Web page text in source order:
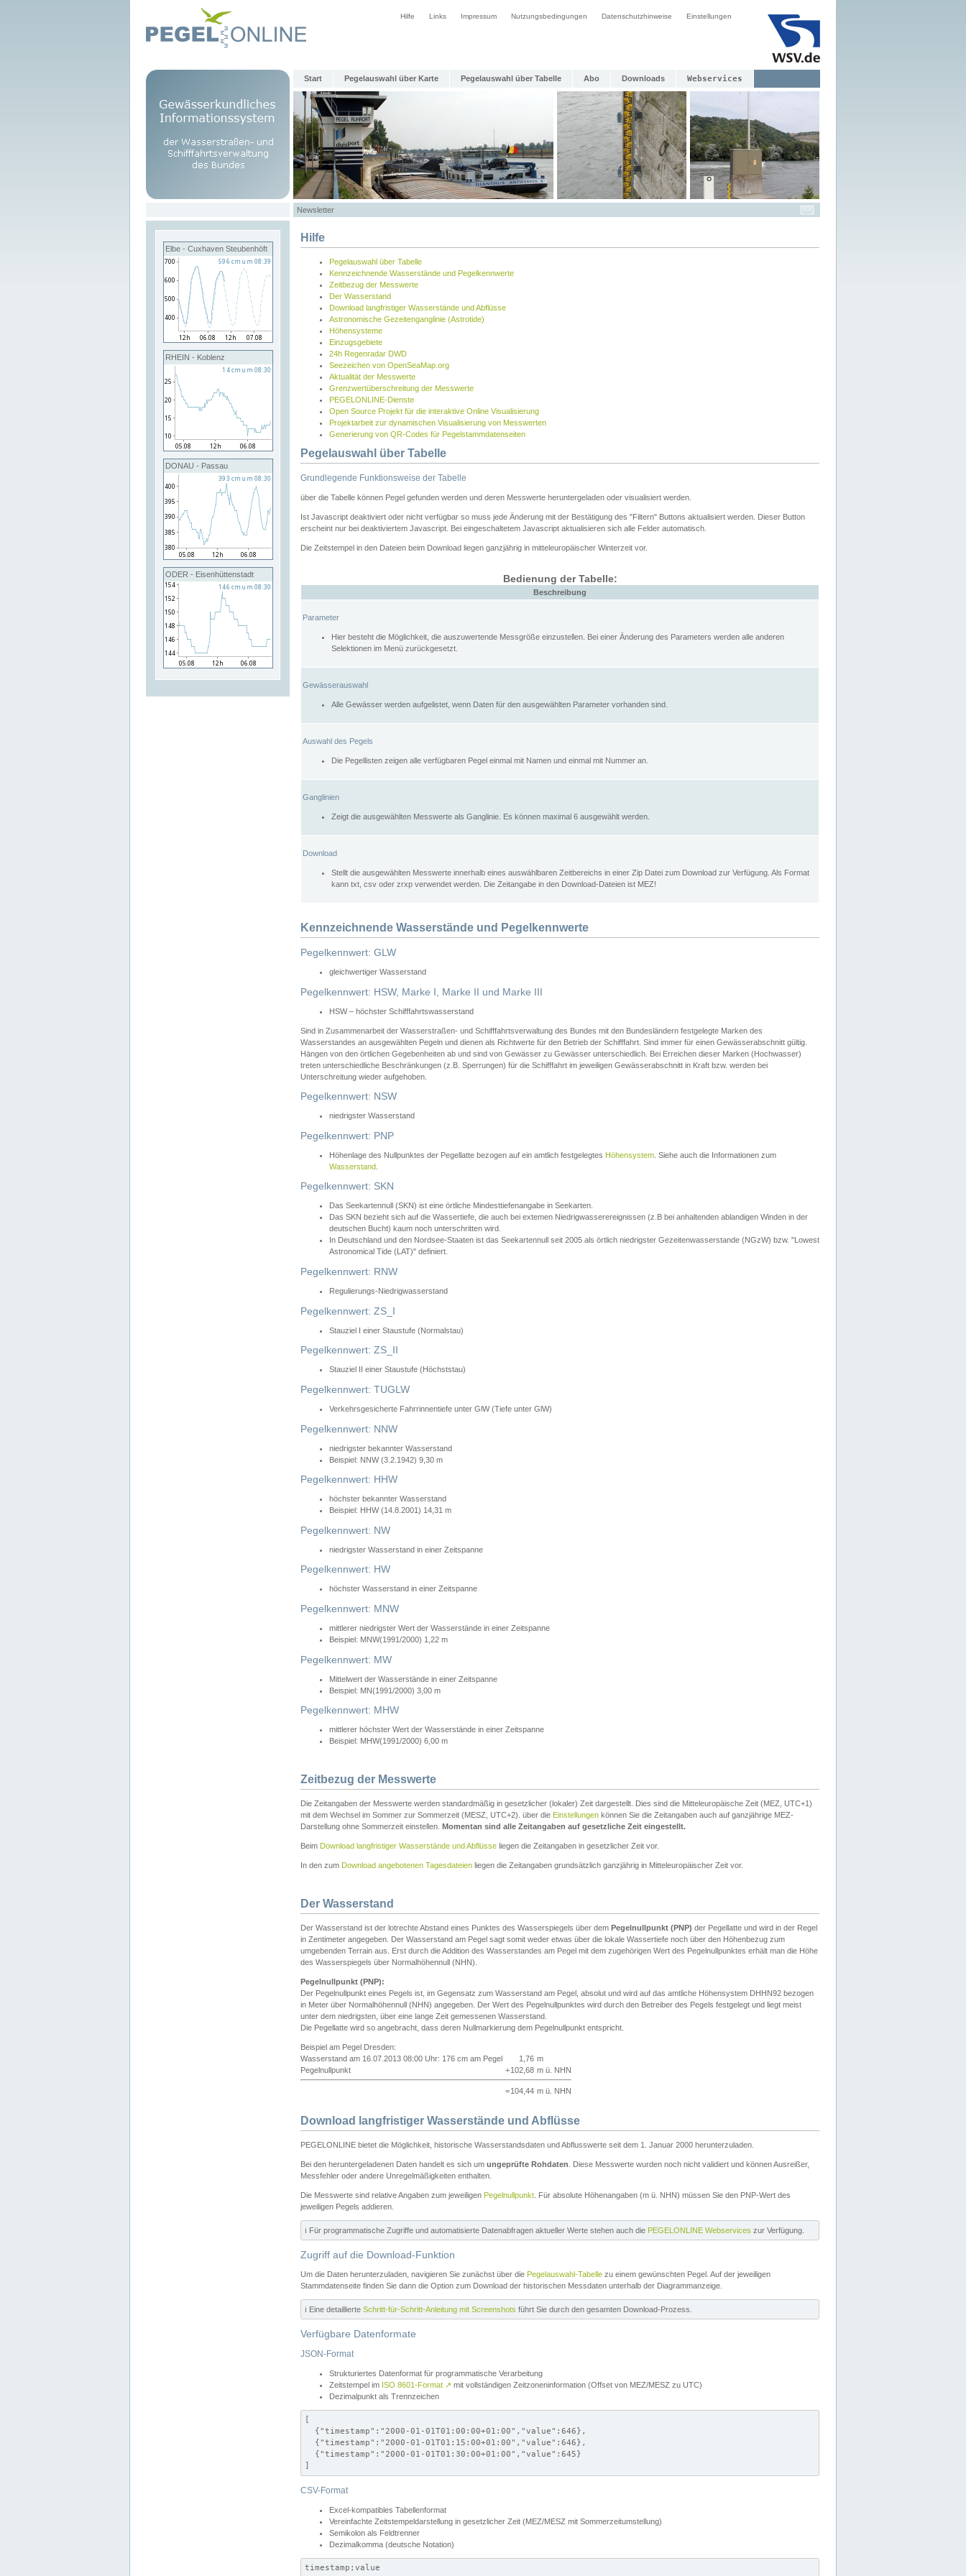
Hilfe Links Impressum Nutzungsbedingungen Datenschutzhinweise Einstellungen
Start Pegelauswahl über Karte Pegelauswahl über Tabelle Abo Downloads Webservices
Newsletter
Elbe - Cuxhaven Steubenhöft
RHEIN - Koblenz
DONAU - Passau
ODER - Eisenhüttenstadt
Hilfe
Pegelauswahl über Tabelle
Kennzeichnende Wasserstände und Pegelkennwerte
Zeitbezug der Messwerte
Der Wasserstand
Download langfristiger Wasserstände und Abflüsse
Astronomische Gezeitenganglinie (Astrotide)
Höhensysteme
Einzugsgebiete
24h Regenradar DWD
Seezeichen von OpenSeaMap.org
Aktualität der Messwerte
Grenzwertüberschreitung der Messwerte
PEGELONLINE-Dienste
Open Source Projekt für die interaktive Online Visualisierung
Projektarbeit zur dynamischen Visualisierung von Messwerten
Generierung von QR-Codes für Pegelstammdatenseiten
Pegelauswahl über Tabelle
Grundlegende Funktionsweise der Tabelle
über die Tabelle können Pegel gefunden werden und deren Messwerte heruntergeladen oder visualisiert werden.
Ist Javascript deaktiviert oder nicht verfügbar so muss jede Änderung mit der Bestätigung des "Filtern" Buttons aktualisiert werden. Dieser Button
erscheint nur bei deaktiviertem Javascript. Bei eingeschaltetem Javascript aktualisieren sich alle Felder automatisch.
Die Zeitstempel in den Dateien beim Download liegen ganzjährig in mitteleuropäischer Winterzeit vor.
Bedienung der Tabelle:
Beschreibung
Parameter
Hier besteht die Möglichkeit, die auszuwertende Messgröße einzustellen. Bei einer Änderung des Parameters werden alle anderen
Selektionen im Menü zurückgesetzt.
Gewässerauswahl
Alle Gewässer werden aufgelistet, wenn Daten für den ausgewählten Parameter vorhanden sind.
Auswahl des Pegels
Die Pegellisten zeigen alle verfügbaren Pegel einmal mit Namen und einmal mit Nummer an.
Ganglinien
Zeigt die ausgewählten Messwerte als Ganglinie. Es können maximal 6 ausgewählt werden.
Download
Stellt die ausgewählten Messwerte innerhalb eines auswählbaren Zeitbereichs in einer Zip Datei zum Download zur Verfügung. Als Format
kann txt, csv oder zrxp verwendet werden. Die Zeitangabe in den Download-Dateien ist MEZ!
Kennzeichnende Wasserstände und Pegelkennwerte
Pegelkennwert: GLW
gleichwertiger Wasserstand
Pegelkennwert: HSW, Marke I, Marke II und Marke III
HSW – höchster Schifffahrtswasserstand
Sind in Zusammenarbeit der Wasserstraßen- und Schifffahrtsverwaltung des Bundes mit den Bundesländern festgelegte Marken des
Wasserstandes an ausgewählten Pegeln und dienen als Richtwerte für den Betrieb der Schifffahrt. Sind immer für einen Gewässerabschnitt gültig.
Hängen von den örtlichen Gegebenheiten ab und sind von Gewässer zu Gewässer unterschiedlich. Bei Erreichen dieser Marken (Hochwasser)
treten unterschiedliche Beschränkungen (z.B. Sperrungen) für die Schifffahrt im jeweiligen Gewässerabschnitt in Kraft bzw. werden bei
Unterschreitung wieder aufgehoben.
Pegelkennwert: NSW
niedrigster Wasserstand
Pegelkennwert: PNP
Höhenlage des Nullpunktes der Pegellatte bezogen auf ein amtlich festgelegtes Höhensystem . Siehe auch die Informationen zum
Wasserstand
Pegelkennwert: SKN
Das Seekartennull (SKN) ist eine örtliche Mindesttiefenangabe in Seekarten.
Das SKN bezieht sich auf die Wassertiefe, die auch bei extemen Niedrigwasserereignissen (z.B bei anhaltenden ablandigen Winden in der
deutschen Bucht) kaum noch unterschritten wird.
In Deutschland und den Nordsee-Staaten ist das Seekartennull seit 2005 als örtlich niedrigster Gezeitenwasserstande (NGzW) bzw. "Lowest
Astronomical Tide (LAT)" definiert.
Pegelkennwert: RNW
Regulierungs-Niedrigwasserstand
Pegelkennwert: ZS_I
Stauziel I einer Staustufe (Normalstau)
Pegelkennwert: ZS_II
Stauziel II einer Staustufe (Höchststau)
Pegelkennwert: TUGLW
Verkehrsgesicherte Fahrrinnentiefe unter GlW (Tiefe unter GlW)
Pegelkennwert: NNW
niedrigster bekannter Wasserstand
Beispiel: NNW (3.2.1942) 9,30 m
Pegelkennwert: HHW
höchster bekannter Wasserstand
Beispiel: HHW (14.8.2001) 14,31 m
Pegelkennwert: NW
niedrigster Wasserstand in einer Zeitspanne
Pegelkennwert: HW
höchster Wasserstand in einer Zeitspanne
Pegelkennwert: MNW
mittlerer niedrigster Wert der Wasserstände in einer Zeitspanne
Beispiel: MNW(1991/2000) 1,22 m
Pegelkennwert: MW
Mittelwert der Wasserstände in einer Zeitspanne
Beispiel: MN(1991/2000) 3,00 m
Pegelkennwert: MHW
mittlerer höchster Wert der Wasserstände in einer Zeitspanne
Beispiel: MHW(1991/2000) 6,00 m
Zeitbezug der Messwerte
Die Zeitangaben der Messwerte werden standardmäßig in gesetzlicher (lokaler) Zeit dargestellt. Dies sind die Mitteleuropäische Zeit (MEZ, UTC+1)
mit dem Wechsel im Sommer zur Sommerzeit (MESZ, UTC+2). über die Einstellungen können Sie die Zeitangaben auch auf ganzjährige MEZ-
Darstellung ohne Sommerzeit einstellen. Momentan sind alle Zeitangaben auf gesetzliche Zeit eingestellt.
Beim Download langfristiger Wasserstände und Abflüsse liegen die Zeitangaben in gesetzlicher Zeit vor.
In den zum Download angebotenen Tagesdateien liegen die Zeitangaben grundsätzlich ganzjährig in Mitteleuropäischer Zeit vor.
Der Wasserstand
Der Wasserstand ist der lotrechte Abstand eines Punktes des Wasserspiegels über dem Pegelnullpunkt (PNP) der Pegellatte und wird in der Regel
in Zentimeter angegeben. Der Wasserstand am Pegel sagt somit weder etwas über die lokale Wassertiefe noch über den Höhenbezug zum
umgebenden Terrain aus. Erst durch die Addition des Wasserstandes am Pegel mit dem zugehörigen Wert des Pegelnullpunktes erhält man die Höhe
des Wasserspiegels über Normalhöhennull (NHN).
Pegelnullpunkt (PNP):
Der Pegelnullpunkt eines Pegels ist, im Gegensatz zum Wasserstand am Pegel, absolut und wird auf das amtliche Höhensystem DHHN92 bezogen
in Meter über Normalhöhennull (NHN) angegeben. Der Wert des Pegelnullpunktes wird durch den Betreiber des Pegels festgelegt und liegt meist
unter dem niedrigsten, über eine lange Zeit gemessenen Wasserstand.
Die Pegellatte wird so angebracht, dass deren Nullmarkierung dem Pegelnullpunkt entspricht.
Beispiel am Pegel Dresden:
Wasserstand am 16.07.2013 08:00 Uhr: 176 cm am Pegel
1,76 m
Pegelnullpunkt
+102,68 m ü. NHN
=104,44 m ü. NHN
Download langfristiger Wasserstände und Abflüsse
PEGELONLINE bietet die Möglichkeit, historische Wasserstandsdaten und Abflusswerte seit dem 1. Januar 2000 herunterzuladen.
Bei den heruntergeladenen Daten handelt es sich um ungeprüfte Rohdaten . Diese Messwerte wurden noch nicht validiert und können Ausreißer,
Messfehler oder andere Unregelmäßigkeiten enthalten.
Die Messwerte sind relative Angaben zum jeweiligen Pegelnullpunkt . Für absolute Höhenangaben (m ü. NHN) müssen Sie den PNP-Wert des
jeweiligen Pegels addieren.
ℹ️ Für programmatische Zugriffe und automatisierte Datenabfragen aktueller Werte stehen auch die PEGELONLINE Webservices zur Verfügung.
Zugriff auf die Download-Funktion
Um die Daten herunterzuladen, navigieren Sie zunächst über die Pegelauswahl-Tabelle zu einem gewünschten Pegel. Auf der jeweiligen
Stammdatenseite finden Sie dann die Option zum Download der historischen Messdaten unterhalb der Diagrammanzeige.
ℹ️ Eine detaillierte Schritt-für-Schritt-Anleitung mit Screenshots führt Sie durch den gesamten Download-Prozess.
Verfügbare Datenformate
JSON-Format
Strukturiertes Datenformat für programmatische Verarbeitung
Zeitstempel im ISO 8601-Format ↗ mit vollständigen Zeitzoneninformation (Offset von MEZ/MESZ zu UTC)
Dezimalpunkt als Trennzeichen
[
  {"timestamp":"2000-01-01T01:00:00+01:00","value":646},
  {"timestamp":"2000-01-01T01:15:00+01:00","value":646},
  {"timestamp":"2000-01-01T01:30:00+01:00","value":645}
]
CSV-Format
Excel-kompatibles Tabellenformat
Vereinfachte Zeitstempeldarstellung in gesetzlicher Zeit (MEZ/MESZ mit Sommerzeitumstellung)
Semikolon als Feldtrenner
Dezimalkomma (deutsche Notation)
timestamp;value